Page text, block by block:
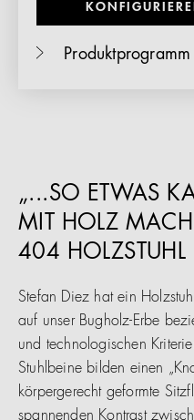
Produktprogramm
„...SO ETWAS
MIT HOLZ
404 HOLZSTUHL
Stefan Diez hat ein
auf unser Bugholz-Erbe
und technologischen
Stuhlbeine bilden einen
körpergerecht geformte
spannenden Kontrast